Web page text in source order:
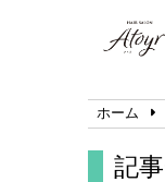
ホーム
記